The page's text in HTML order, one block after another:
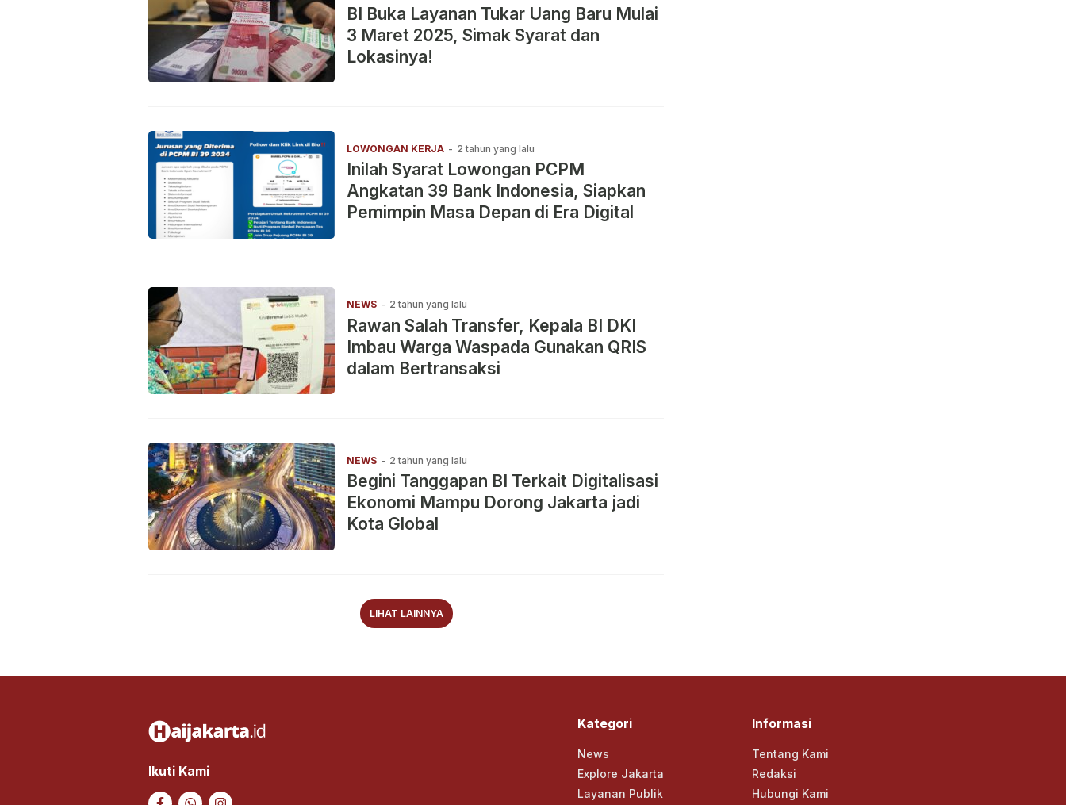
BI Buka Layanan Tukar Uang Baru Mulai
3 Maret 2025, Simak Syarat dan
Lokasinya!
LOWONGAN KERJA - 2 tahun yang lalu
Inilah Syarat Lowongan PCPM
Angkatan 39 Bank Indonesia, Siapkan
Pemimpin Masa Depan di Era Digital
NEWS - 2 tahun yang lalu
Rawan Salah Transfer, Kepala BI DKI
Imbau Warga Waspada Gunakan QRIS
dalam Bertransaksi
NEWS - 2 tahun yang lalu
Begini Tanggapan BI Terkait Digitalisasi
Ekonomi Mampu Dorong Jakarta jadi
Kota Global
LIHAT LAINNYA
Ikuti Kami
Kategori
News
Explore Jakarta
Layanan Publik
Informasi
Tentang Kami
Redaksi
Hubungi Kami